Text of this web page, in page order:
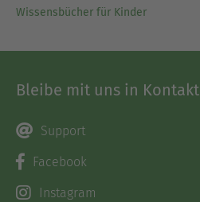
Wissensbücher für Kinder
Bleibe mit uns in Kontakt
Support
Facebook
Instagram